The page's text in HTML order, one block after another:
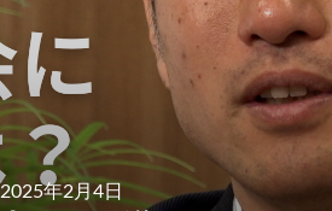
2025年2月4日